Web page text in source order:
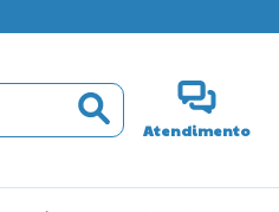
Atendimento